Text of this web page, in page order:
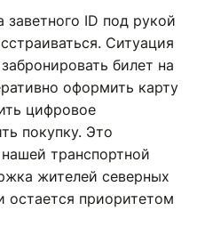
ID под рукой
Ситуация
билет на
оформить карту
цифровое
покупку. Это
транспортной
жителей северных
остается приоритетом